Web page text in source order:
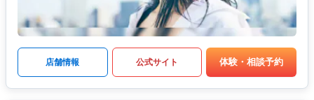
店舗情報 公式サイト 体験・相談予約